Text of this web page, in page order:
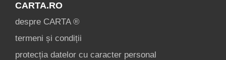
CARTA.RO
despre CARTA ®
termeni și condiții
protecția datelor cu caracter personal